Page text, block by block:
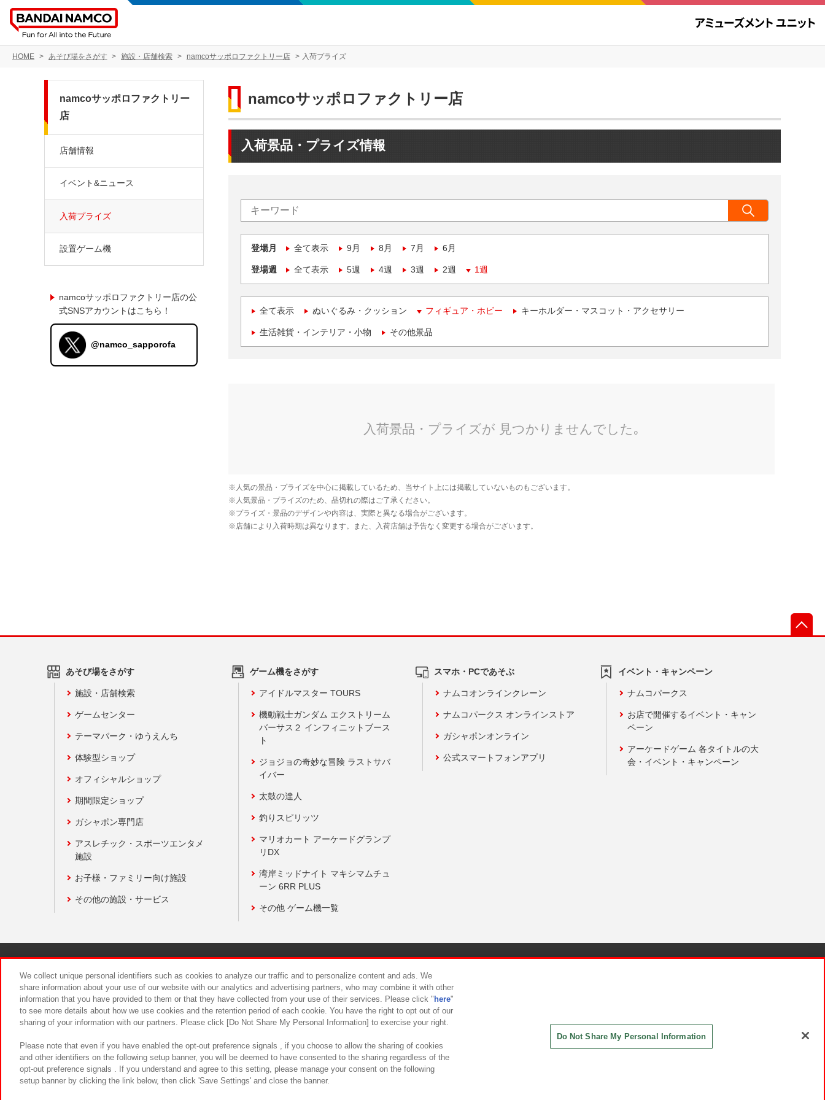
HOME あそび場をさがす 施設・店舗検索 namcoサッポロファクトリー店 入荷プライズ
namcoサッポロファクトリー店
入荷景品・プライズ情報
登場月 全て表示 9月 8月 7月 6月
登場週 全て表示 5週 4週 3週 2週 1週
全て表示 ぬいぐるみ・クッション フィギュア・ホビー キーホルダー・マスコット・アクセサリー
生活雑貨・インテリア・小物 その他景品
namcoサッポロファクトリー
店
店舗情報
イベント&ニュース
入荷プライズ
設置ゲーム機
namcoサッポロファクトリー店の公
式SNSアカウントはこちら！
@namco_sapporofa
あそび場をさがす
施設・店舗検索
ゲームセンター
テーマパーク・ゆうえんち
体験型ショップ
オフィシャルショップ
期間限定ショップ
ガシャポン専門店
アスレチック・スポーツエンタメ
施設
お子様・ファミリー向け施設
その他の施設・サービス
ゲーム機をさがす
アイドルマスター TOURS
機動戦士ガンダム エクストリーム
バーサス２ インフィニットブース
ト
ジョジョの奇妙な冒険 ラストサバ
イバー
太鼓の達人
釣りスピリッツ
マリオカート アーケードグランプ
リDX
湾岸ミッドナイト マキシマムチュ
ーン 6RR PLUS
その他 ゲーム機一覧
スマホ・PCであそぶ
ナムコオンラインクレーン
ナムコパークス オンラインストア
ガシャポンオンライン
公式スマートフォンアプリ
イベント・キャンペーン
ナムコパークス
お店で開催するイベント・キャン
ペーン
アーケードゲーム 各タイトルの大
会・イベント・キャンペーン
食品のご提供について カスタマーハラスメント対応方針
We collect unique personal identifiers such as cookies to analyze our traffic and to personalize content and ads. We
share information about your use of our website with our analytics and advertising partners, who may combine it with other
information that you have provided to them or that they have collected from your use of their services. Please click " here"
to see more details about how we use cookies and the retention period of each cookie. You have the right to opt out of our
sharing of your information with our partners. Please click [Do Not Share My Personal Information] to exercise your right.
Please note that even if you have enabled the opt-out preference signals , if you choose to allow the sharing of cookies
and other identifiers on the following setup banner, you will be deemed to have consented to the sharing regardless of the
opt-out preference signals . If you understand and agree to this setting, please manage your consent on the following
setup banner by clicking the link below, then click 'Save Settings' and close the banner.
Do Not Share My Personal Information